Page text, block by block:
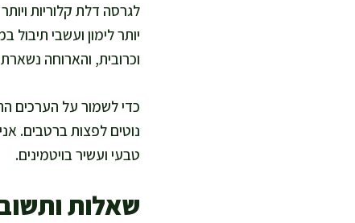
לגרסה דלת קלוריות
יותר לימון ועשבי
וכרובית, והארוחה
כדי לשמור על הערכים
נוטים לפצות ברטבים.
טבעי ועשיר בויטמינים.
שאלות